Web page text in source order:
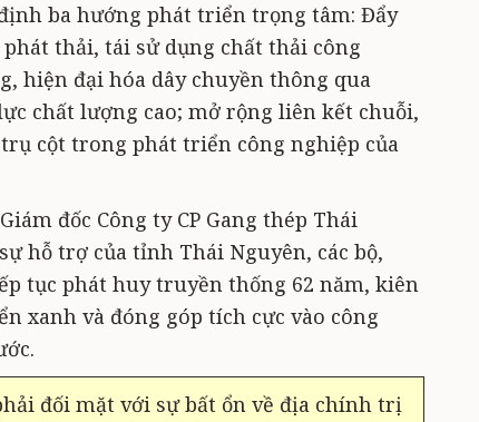
ba hướng phát triển trọng tâm: Đẩy
thải, tái sử dụng chất thải công
hiện đại hóa dây chuyền thông qua
chất lượng cao; mở rộng liên kết chuỗi,
cột trong phát triển công nghiệp của
đốc Công ty CP Gang thép Thái
hỗ trợ của tỉnh Thái Nguyên, các bộ,
tục phát huy truyền thống 62 năm, kiên
xanh và đóng góp tích cực vào công
đối mặt với sự bất ổn về địa chính trị